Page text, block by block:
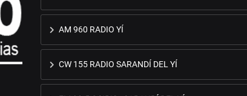
AM 960 RADIO YÍ
CW 155 RADIO SARANDÍ DEL YÍ